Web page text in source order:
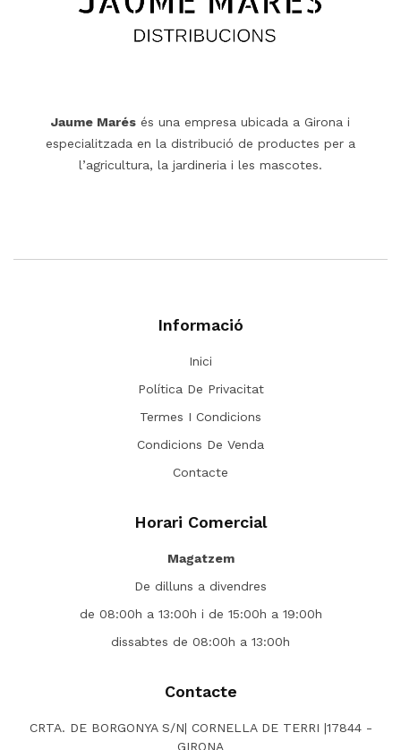
Jaume Marés és una empresa ubicada a Girona i
especialitzada en la distribució de productes per a
l’agricultura, la jardineria i les mascotes.
Informació
Inici
Política De Privacitat
Termes I Condicions
Condicions De Venda
Contacte
Horari Comercial
Magatzem
De dilluns a divendres
de 08:00h a 13:00h i de 15:00h a 19:00h
dissabtes de 08:00h a 13:00h
Contacte
CRTA. DE BORGONYA S/N| CORNELLA DE TERRI |17844 -
GIRONA